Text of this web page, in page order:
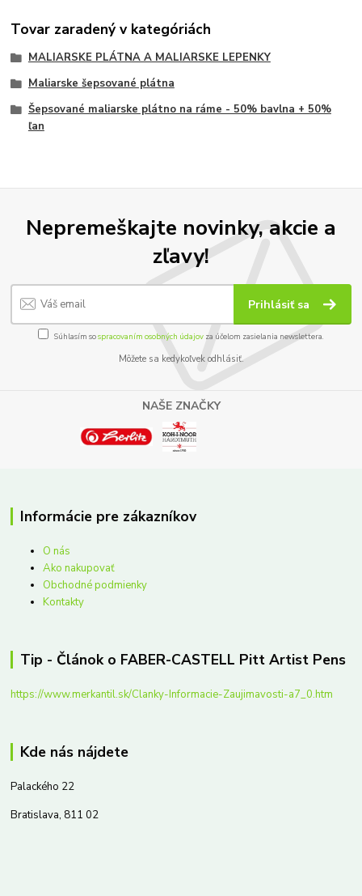
Tovar zaradený v kategóriách
MALIARSKE PLÁTNA A MALIARSKE LEPENKY
Maliarske šepsované plátna
Šepsované maliarske plátno na ráme - 50% bavlna + 50%
ľan
Nepremeškajte novinky, akcie a
zľavy!
Prihlásiť sa
Súhlasím sospracovaním osobných údajov za účelom zasielania newslettera.
Môžete sa kedykoľvek odhlásiť.
NAŠE ZNAČKY
Informácie pre zákazníkov
O nás
Ako nakupovať
Obchodné podmienky
Kontakty
Tip - Článok o FABER-CASTELL Pitt Artist Pens
https://www.merkantil.sk/Clanky-Informacie-Zaujimavosti-a7_0.htm
Kde nás nájdete
Palackého 22
Bratislava, 811 02